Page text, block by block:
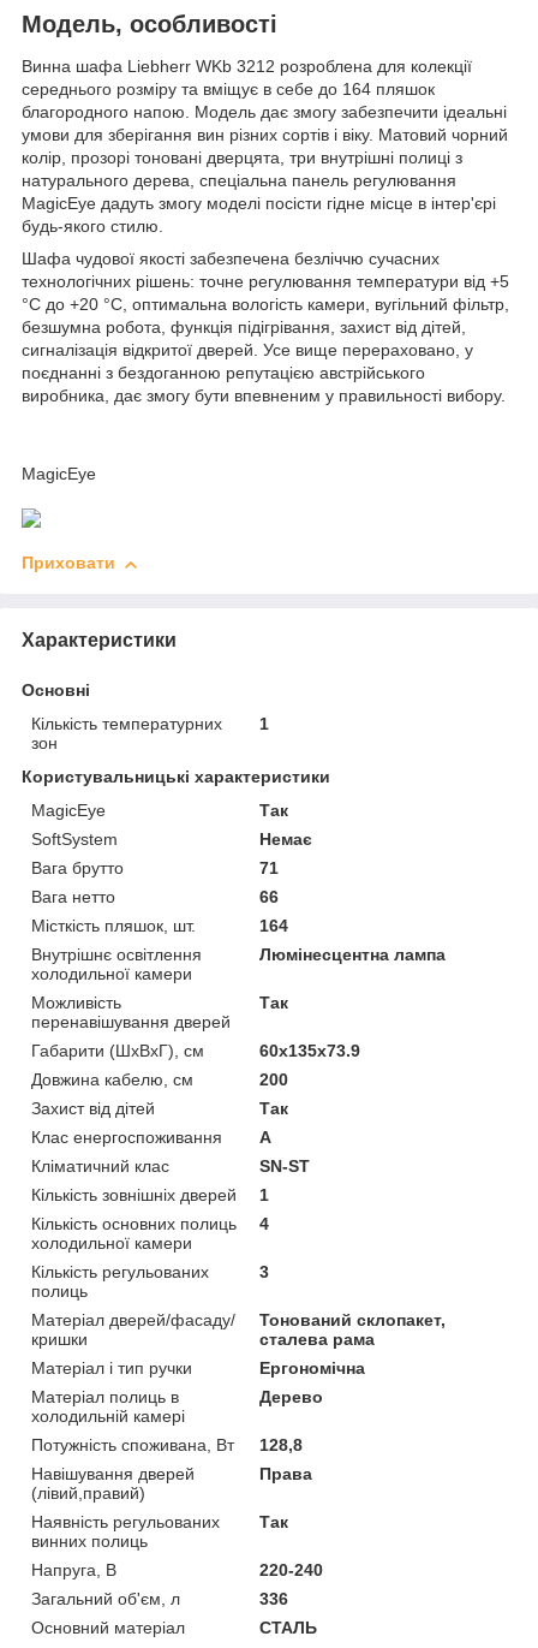
Модель, особливості
Винна шафа Liebherr WKb 3212 розроблена для колекції
середнього розміру та вміщує в себе до 164 пляшок
благородного напою. Модель дає змогу забезпечити ідеальні
умови для зберігання вин різних сортів і віку. Матовий чорний
колір, прозорі тоновані дверцята, три внутрішні полиці з
натурального дерева, спеціальна панель регулювання
MagicEye дадуть змогу моделі посісти гідне місце в інтер'єрі
будь-якого стилю.
Шафа чудової якості забезпечена безліччю сучасних
технологічних рішень: точне регулювання температури від +5
°C до +20 °C, оптимальна вологість камери, вугільний фільтр,
безшумна робота, функція підігрівання, захист від дітей,
сигналізація відкритої дверей. Усе вище перераховано, у
поєднанні з бездоганною репутацією австрійського
виробника, дає змогу бути впевненим у правильності вибору.
MagicEye
Приховати
Характеристики
Основні
Кількість температурних
зон
1
Користувальницькі характеристики
MagicEye
Так
SoftSystem
Немає
Вага брутто
71
Вага нетто
66
Місткість пляшок, шт.
164
Внутрішнє освітлення
холодильної камери
Люмінесцентна лампа
Можливість
перенавішування дверей
Так
Габарити (ШхВхГ), см
60x135x73.9
Довжина кабелю, см
200
Захист від дітей
Так
Клас енергоспоживання
A
Кліматичний клас
SN-ST
Кількість зовнішніх дверей
1
Кількість основних полиць
холодильної камери
4
Кількість регульованих
полиць
3
Матеріал дверей/фасаду/
кришки
Тонований склопакет,
сталева рама
Матеріал і тип ручки
Ергономічна
Матеріал полиць в
холодильній камері
Дерево
Потужність споживана, Вт
128,8
Навішування дверей
(лівий,правий)
Права
Наявність регульованих
винних полиць
Так
Напруга, В
220-240
Загальний об'єм, л
336
Основний матеріал
СТАЛЬ